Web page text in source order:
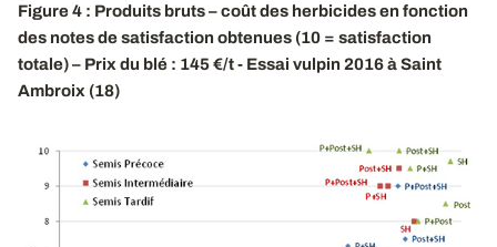
Figure 4 : Produits bruts – coût des herbicides en fonction
des notes de satisfaction obtenues (10 = satisfaction
totale) – Prix du blé : 145 €/t - Essai vulpin 2016 à Saint
Ambroix (18)